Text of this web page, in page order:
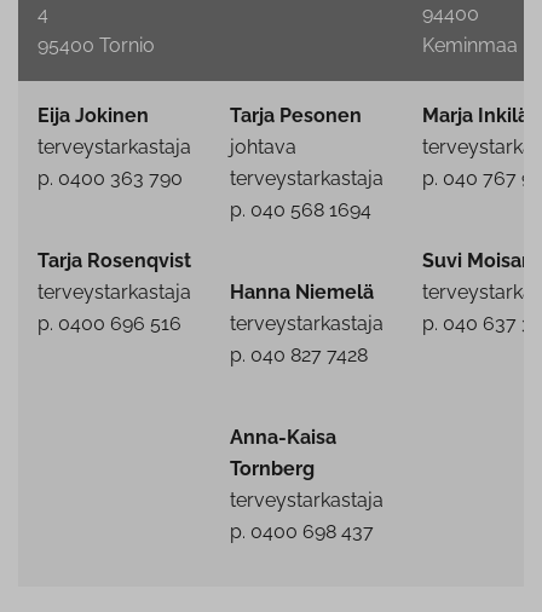
4
95400 Tornio
94400
Keminmaa
Eija Jokinen
terveystarkastaja
p. 0400 363 790
Tarja Rosenqvist
terveystarkastaja
p. 0400 696 516
Tarja Pesonen
johtava
terveystarkastaja
p. 040 568 1694
Hanna Niemelä
terveystarkastaja
p. 040 827 7428
Anna-Kaisa
Tornberg
terveystarkastaja
p. 0400 698 437
Marja Inkilä
p. 040 767
Suvi
p. 040 637